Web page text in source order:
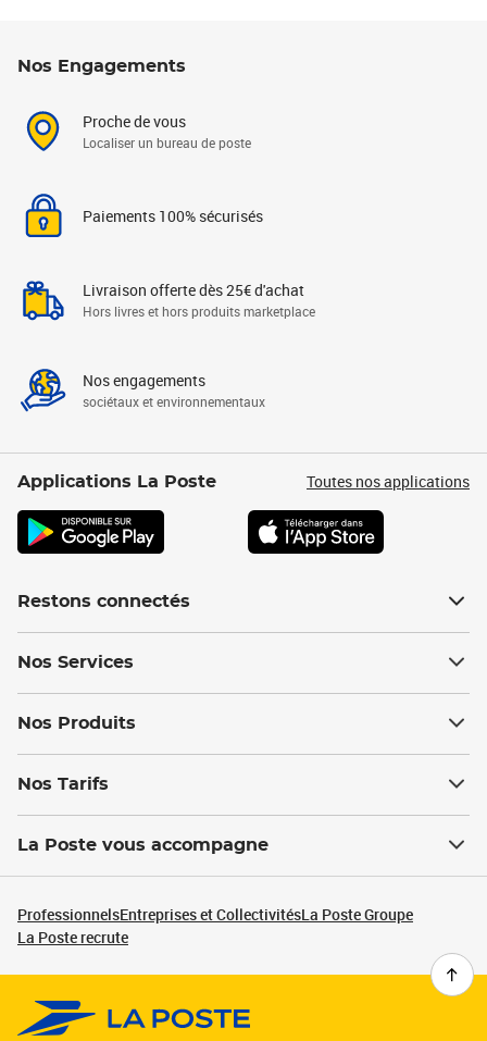
Nos Engagements
Proche de vous
Localiser un bureau de poste
Paiements 100% sécurisés
Livraison offerte dès 25€ d'achat
Hors livres et hors produits marketplace
Nos engagements
sociétaux et environnementaux
Applications La Poste Toutes nos applications
Restons connectés
Nos Services
Nos Produits
Nos Tarifs
La Poste vous accompagne
ProfessionnelsEntreprises et CollectivitésLa Poste Groupe
La Poste recrute